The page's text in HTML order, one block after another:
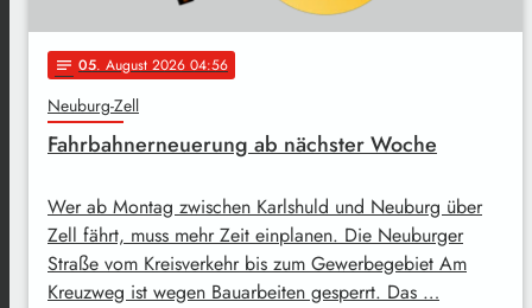
notes 05. August 2026 04:56
Neuburg-Zell
Fahrbahnerneuerung ab nächster Woche
Wer ab Montag zwischen Karlshuld und Neuburg über
Zell fährt, muss mehr Zeit einplanen. Die Neuburger
Straße vom Kreisverkehr bis zum Gewerbegebiet Am
Kreuzweg ist wegen Bauarbeiten gesperrt. Das …